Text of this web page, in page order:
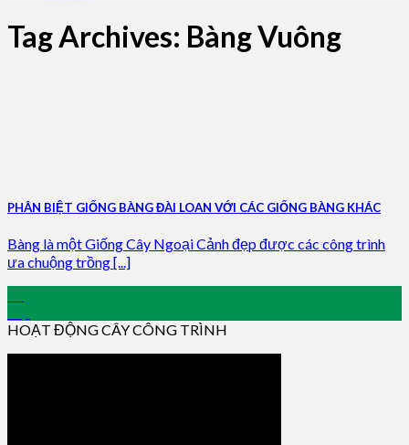
Tag Archives: Bàng Vuông
PHÂN BIỆT GIỐNG BÀNG ĐÀI LOAN VỚI CÁC GIỐNG BÀNG KHÁC
Bàng là một Giống Cây Ngoại Cảnh đẹp được các công trình
ưa chuộng trồng [...]
HOẠT ĐỘNG CÂY CÔNG TRÌNH